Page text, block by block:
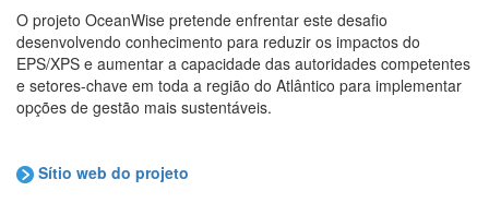
O projeto OceanWise pretende enfrentar este desafio
desenvolvendo conhecimento para reduzir os impactos do
EPS/XPS e aumentar a capacidade das autoridades competentes
e setores-chave em toda a região do Atlântico para implementar
opções de gestão mais sustentáveis.
Sítio web do projeto